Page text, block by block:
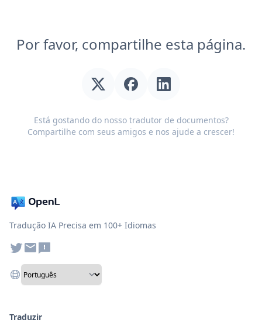
Por favor, compartilhe esta página.
Está gostando do nosso tradutor de documentos?
Compartilhe com seus amigos e nos ajude a crescer!
Tradução IA Precisa em 100+ Idiomas
Traduzir